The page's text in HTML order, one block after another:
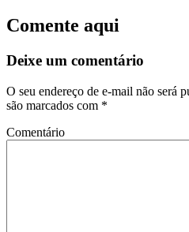
Comente aqui
Deixe um comentário
O seu endereço de e-mail não será
são marcados com *
Comentário